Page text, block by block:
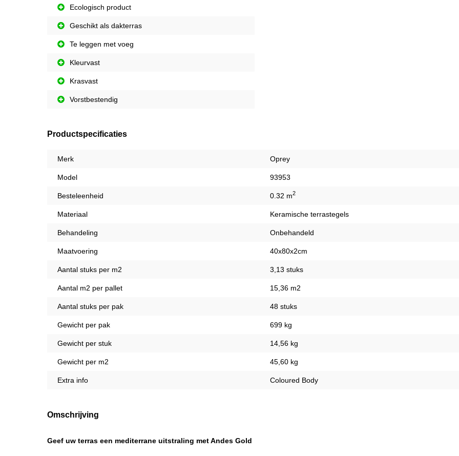
Ecologisch product
Geschikt als dakterras
Te leggen met voeg
Kleurvast
Krasvast
Vorstbestendig
Productspecificaties
Merk Oprey
Model 93953
Besteleenheid 0.32 m2
Materiaal Keramische terrastegels
Behandeling Onbehandeld
Maatvoering 40x80x2cm
Aantal stuks per m2 3,13 stuks
Aantal m2 per pallet 15,36 m2
Aantal stuks per pak 48 stuks
Gewicht per pak 699 kg
Gewicht per stuk 14,56 kg
Gewicht per m2 45,60 kg
Extra info Coloured Body
Omschrijving
Geef uw terras een mediterrane uitstraling met Andes Gold